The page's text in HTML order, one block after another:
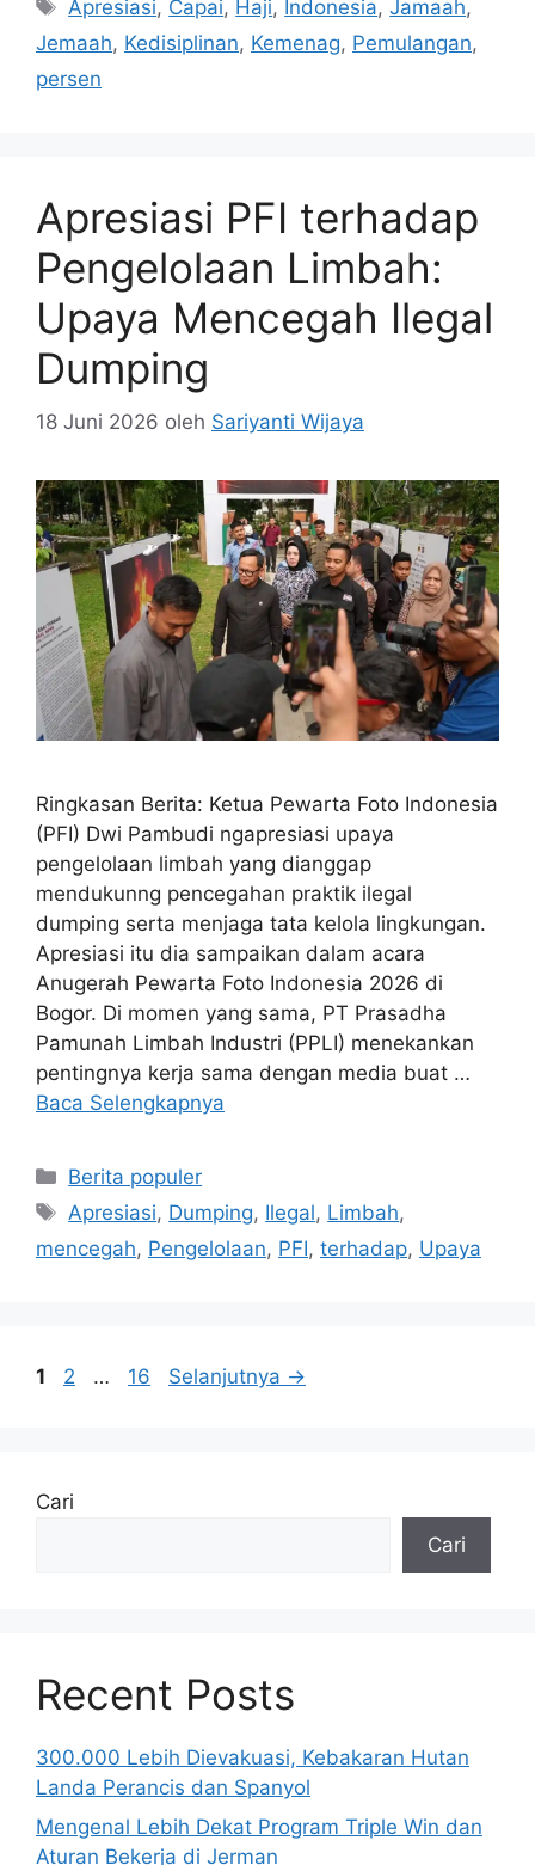
Apresiasi, Capai, Haji, Indonesia,Jamaah,
Jemaah, Kedisiplinan, Kemenag, Pemulangan,
persen
Apresiasi PFI terhadap
Pengelolaan Limbah:
Upaya Mencegah Ilegal
Dumping
18 Juni 2026 oleh Sariyanti Wijaya
Ringkasan Berita: Ketua Pewarta Foto Indonesia
(PFI) Dwi Pambudi ngapresiasi upaya
pengelolaan limbah yang dianggap
mendukunng pencegahan praktik ilegal
dumping serta menjaga tata kelola lingkungan.
Apresiasi itu dia sampaikan dalam acara
Anugerah Pewarta Foto Indonesia 2026 di
Bogor. Di momen yang sama, PT Prasadha
Pamunah Limbah Industri (PPLI) menekankan
pentingnya kerja sama dengan media buat …
Baca Selengkapnya
Kategori
Berita populer
Tag
Apresiasi, Dumping, Ilegal, Limbah,
mencegah, Pengelolaan, PFI, terhadap, Upaya
Halaman
1 Halaman
2 … Halaman
16 Selanjutnya →
Cari
Cari
Recent Posts
300.000 Lebih Dievakuasi, Kebakaran Hutan
Landa Perancis dan Spanyol
Mengenal Lebih Dekat Program Triple Win dan
Aturan Bekerja di Jerman